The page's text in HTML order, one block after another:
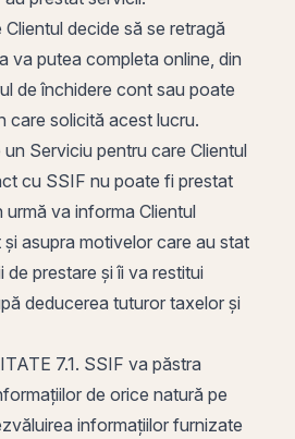
decide să se retragă
va putea completa online, din
de închidere cont sau poate
care solicită acest lucru.
Serviciu pentru care Clientul
cu SSIF nu poate fi prestat
urmă va informa Clientul
asupra motivelor care au stat
prestare și îi va restitui
deducerea tuturor taxelor și
7.1. SSIF va păstra
de orice natură pe
informațiilor furnizate